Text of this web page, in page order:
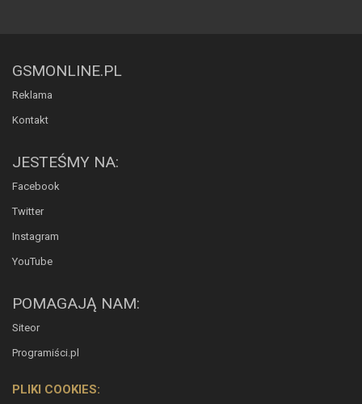
GSMONLINE.PL
Reklama
Kontakt
JESTEŚMY NA:
Facebook
Twitter
Instagram
YouTube
POMAGAJĄ NAM:
Siteor
Programiści.pl
PLIKI COOKIES: